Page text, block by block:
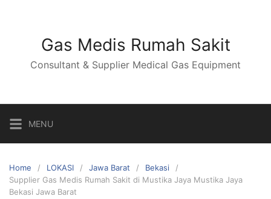
Gas Medis Rumah Sakit
Consultant & Supplier Medical Gas Equipment
MENU
Home LOKASI Jawa Barat
Bekasi
Supplier Gas Medis Rumah Sakit di Mustika Jaya Mustika Jaya
Bekasi Jawa Barat